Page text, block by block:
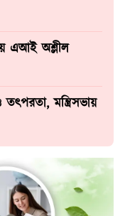
এআই অশ্লীল
মন্ত্রিসভায়